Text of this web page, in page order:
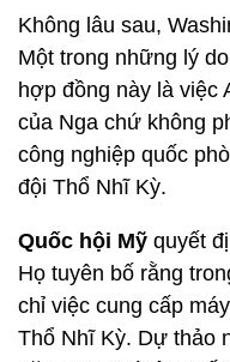
Không lâu sau,
Một trong những lý
hợp đồng này là việc
của Nga chứ không
công nghiệp quốc
đội Thổ Nhĩ Kỳ.
Quốc hội Mỹ quyết
Họ tuyên bố rằng
chỉ việc cung cấp
Thổ Nhĩ Kỳ. Dự thảo